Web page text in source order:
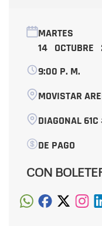
MARTES
14 OCTUBRE
9:00 P. M.
MOVISTAR
DIAGONAL
DE PAGO
CON